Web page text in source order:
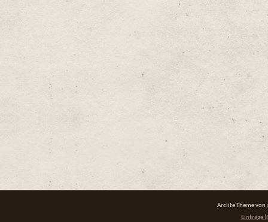
Arclite Theme von
Einträge